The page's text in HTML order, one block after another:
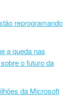
reprogramando
a queda nas
o futuro da
da Microsoft